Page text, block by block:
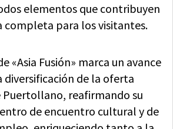
elementos que contribuyen
completa para los visitantes.
«Asia Fusión» marca un avance
diversificación de la oferta
reafirmando su
de encuentro cultural y de